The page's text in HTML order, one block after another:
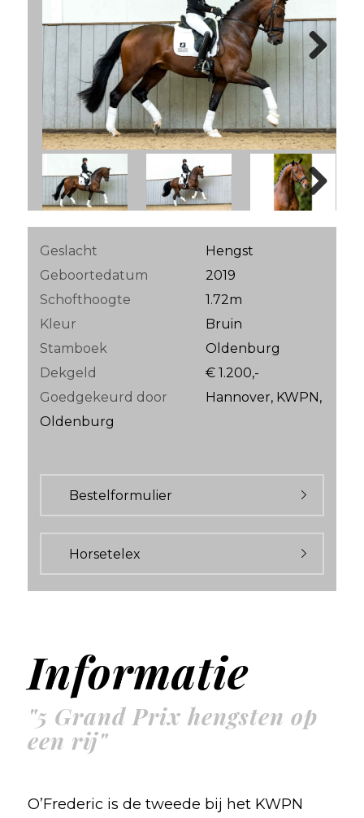
Next
Geslacht
Hengst
Geboortedatum
2019
Schofthoogte
1.72m
Kleur
Bruin
Stamboek
Oldenburg
Dekgeld
€ 1.200,-
Goedgekeurd door
Hannover, KWPN,
Oldenburg
Bestelformulier
Horsetelex
Informatie
"5 Grand Prix hengsten op
een rij"
O’Frederic is de tweede bij het KWPN